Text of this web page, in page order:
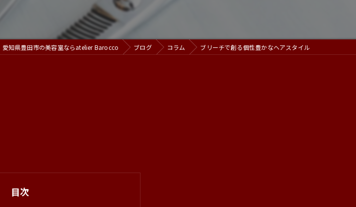
愛知県豊田市の美容室ならatelier Barocco ブログ コラム ブリーチで創る個性豊かなヘアスタイル
目次